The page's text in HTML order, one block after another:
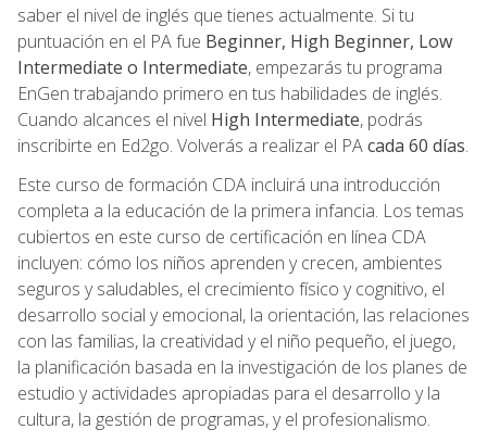
saber el nivel de inglés que tienes actualmente. Si tu
puntuación en el PA fue Beginner, High Beginner, Low
Intermediate o Intermediate, empezarás tu programa
EnGen trabajando primero en tus habilidades de inglés.
Cuando alcances el nivel High Intermediate, podrás
inscribirte en Ed2go. Volverás a realizar el PAcada 60 días.
Este curso de formación CDA incluirá una introducción
completa a la educación de la primera infancia. Los temas
cubiertos en este curso de certificación en línea CDA
incluyen: cómo los niños aprenden y crecen, ambientes
seguros y saludables, el crecimiento físico y cognitivo, el
desarrollo social y emocional, la orientación, las relaciones
con las familias, la creatividad y el niño pequeño, el juego,
la planificación basada en la investigación de los planes de
estudio y actividades apropiadas para el desarrollo y la
cultura, la gestión de programas, y el profesionalismo.